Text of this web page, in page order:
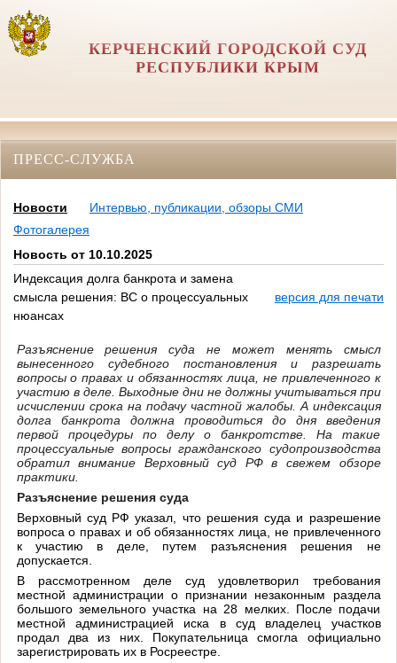
КЕРЧЕНСКИЙ ГОРОДСКОЙ СУД
РЕСПУБЛИКИ КРЫМ
ПРЕСС-СЛУЖБА
Новости
Интервью, публикации, обзоры СМИ
Фотогалерея
Новость от 10.10.2025
Индексация долга банкрота и замена
смысла решения: ВС о процессуальных
нюансах
версия для печати
Разъяснение решения суда не может менять смысл
вынесенного судебного постановления и разрешать
вопросы о правах и обязанностях лица, не привлеченного к
участию в деле. Выходные дни не должны учитываться при
исчислении срока на подачу частной жалобы. А индексация
долга банкрота должна проводиться до дня введения
первой процедуры по делу о банкротстве. На такие
процессуальные вопросы гражданского судопроизводства
обратил внимание Верховный суд РФ в свежем обзоре
практики.
Разъяснение решения суда
Верховный суд РФ указал, что решения суда и разрешение
вопроса о правах и об обязанностях лица, не привлеченного
к участию в деле, путем разъяснения решения не
допускается.
В рассмотренном деле суд удовлетворил требования
местной администрации о признании незаконным раздела
большого земельного участка на 28 мелких. После подачи
местной администрацией иска в суд владелец участков
продал два из них. Покупательница смогла официально
зарегистрировать их в Росреестре.